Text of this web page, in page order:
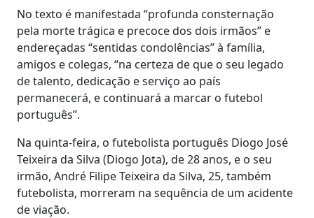
No texto é manifestada “profunda consternação
pela morte trágica e precoce dos dois irmãos” e
endereçadas “sentidas condolências” à família,
amigos e colegas, “na certeza de que o seu legado
de talento, dedicação e serviço ao país
permanecerá, e continuará a marcar o futebol
português”.
Na quinta-feira, o futebolista português Diogo José
Teixeira da Silva (Diogo Jota), de 28 anos, e o seu
irmão, André Filipe Teixeira da Silva, 25, também
futebolista, morreram na sequência de um acidente
de viação.